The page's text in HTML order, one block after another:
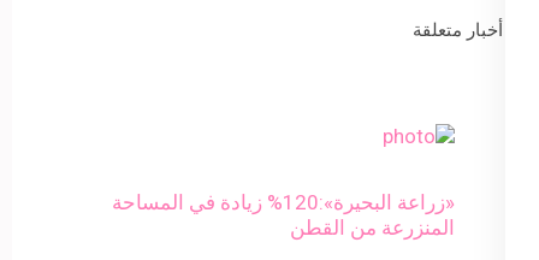
أخبار متعلقة
«زراعة البحيرة»:120% زيادة في المساحة
المنزرعة من القطن